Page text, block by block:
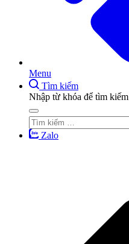
Menu
Tìm kiếm
Nhập từ khóa để tìm kiếm
Zalo